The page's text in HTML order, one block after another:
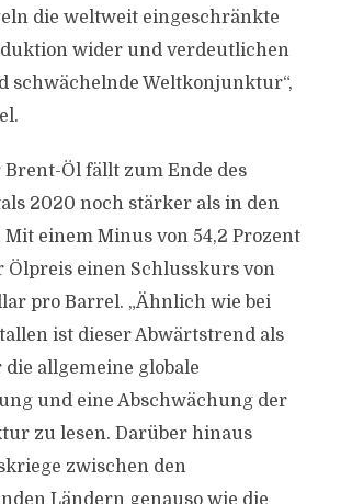
die weltweit eingeschränkte
wider und verdeutlichen
schwächelnde Weltkonjunktur“,
Öl fällt zum Ende des
2020 noch stärker als in den
Mit einem Minus von 54,2 Prozent
Ölpreis einen Schlusskurs von
pro Barrel. „Ähnlich wie bei
ist dieser Abwärtstrend als
allgemeine globale
und eine Abschwächung der
zu lesen. Darüber hinaus
zwischen den
Ländern genauso wie die